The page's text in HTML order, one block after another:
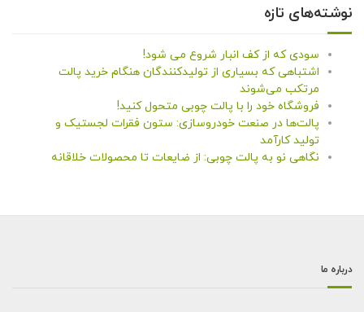
نوشته‌های تازه
سودی که از کف انبار شروع می شود!
اشتباهی که بسیاری از تولیدکنندگان هنگام خرید پالت
مرتکب می‌شوند
فروشگاه خود را با پالت چوبی متحول کنید!
پالت‌ها در صنعت خودروسازی: ستون فقرات لجستیک و
تولید کارآمد
نگاهی نو به پالت چوبی: از ضایعات تا محصولات خلاقانه
درباره ما